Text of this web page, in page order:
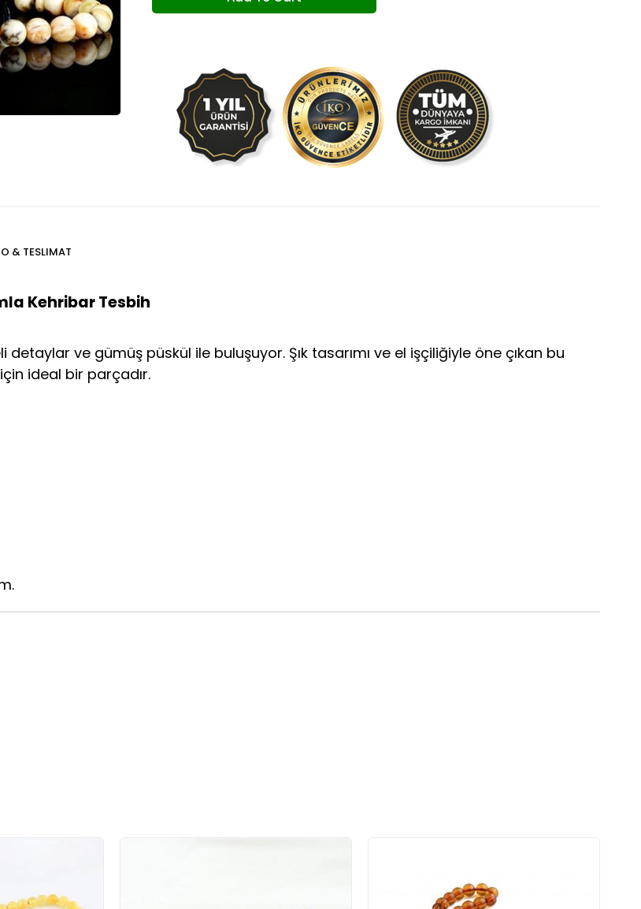
& TESLIMAT
Kehribar Tesbih
ve gümüş püskül ile buluşuyor. Şık tasarımı ve el işçiliğiyle öne çıkan bu
ideal bir parçadır.